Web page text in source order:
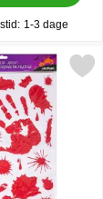
På lager
1-3 dage